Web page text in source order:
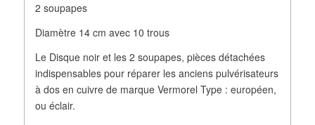
2 soupapes
Diamètre 14 cm avec 10 trous
Le Disque noir et les 2 soupapes, pièces détachées
indispensables pour réparer les anciens pulvérisateurs
à dos en cuivre de marque Vermorel Type : européen,
ou éclair.